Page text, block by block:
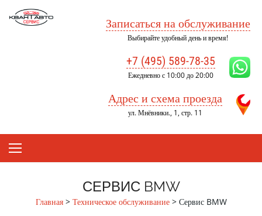
Записаться на обслуживание
Выбирайте удобный день и время!
+7 (495) 589-78-35
Ежедневно с 10:00 до 20:00
Адрес и схема проезда
ул. Мнёвники., 1, стр. 11
СЕРВИС BMW
Главная> Техническое обслуживание> Сервис BMW